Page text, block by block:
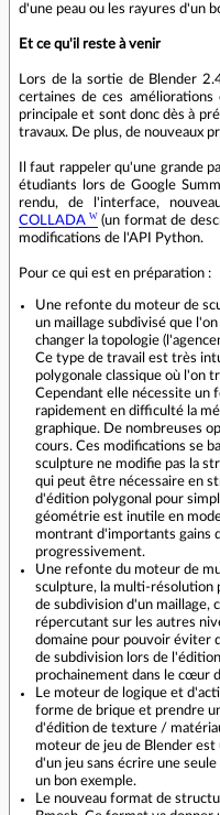
d'une peau ou les rayures d'un
Et ce qu'il reste à venir
Lors de la sortie de Blender
certaines de ces
principale et sont donc dès à
travaux. De plus, de nouveaux
Il faut rappeler qu'une grande
étudiants lors de Google
rendu, de l'interface,
COLLADA
(un format de
modifications de l'API Python.
Pour ce qui est en préparation :
Une refonte du moteur de
un maillage subdivisé que
changer la topologie
Ce type de travail est très
polygonale classique où l'on
Cependant elle nécessite un
rapidement en difficulté la
graphique. De nombreuses
cours. Ces modifications se
sculpture ne modifie pas la
qui peut être nécessaire en
d'édition polygonal pour
géométrie est inutile en
montrant d'importants gains
progressivement.
Une refonte du moteur de
sculpture, la multi-résolution
de subdivision d'un maillage,
répercutant sur les autres
domaine pour pouvoir éviter
de subdivision lors de
prochainement dans le cœur
Le moteur de logique et
forme de brique et prendre
d'édition de texture /
moteur de jeu de Blender
d'un jeu sans écrire une
un bon exemple.
Le nouveau format de